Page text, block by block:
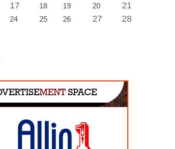
17 18 19 20 21
24 25 26 27 28